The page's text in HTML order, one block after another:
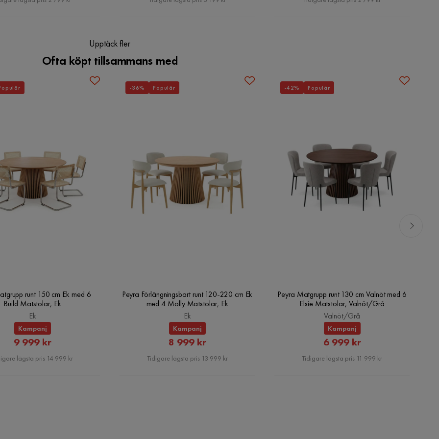
Upptäck fler
Ofta köpt tillsammans med
runt 150 cm Ek med 6
Build Matstolar, Ek
Ek
Kampanj
Rabatterat
Pris
9 999 kr
lägsta pris 14 999 kr
Peyra Förlängningsbart runt 120-220 cm Ek
med 4 Molly Matstolar, Ek
Ek
Kampanj
Rabatterat
Pris
8 999 kr
Tidigare lägsta pris 13 999 kr
-36% Populär
Peyra Matgrupp runt 130 cm Valnöt med 6
Elsie Matstolar, Valnöt/Grå
Valnöt/Grå
Kampanj
Rabatterat
Pris
6 999 kr
Tidigare lägsta pris 11 999 kr
-42% Populär